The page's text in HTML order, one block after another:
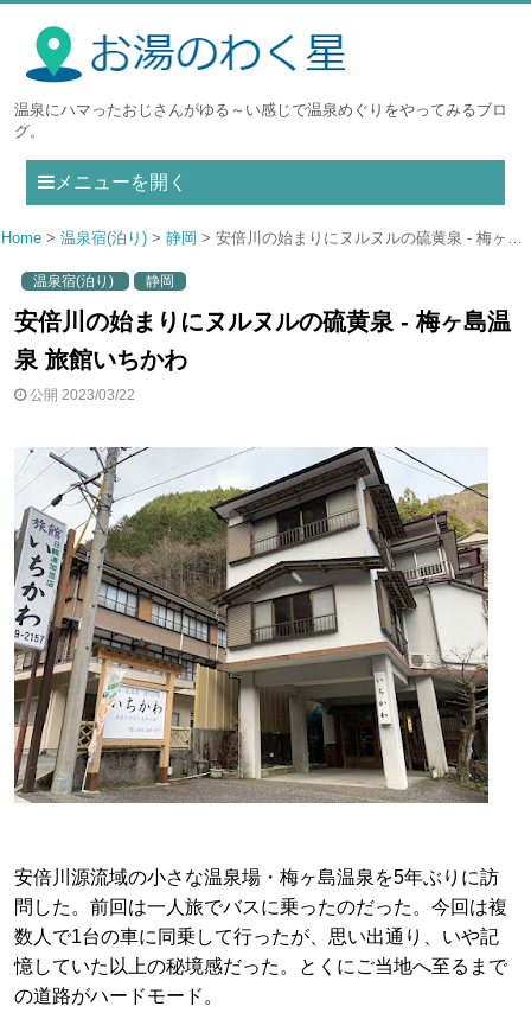
温泉にハマったおじさんがゆる～い感じで温泉めぐりをやってみるブロ
グ。
メニューを開く
Home 温泉宿(泊り) 静岡 安倍川の始まりにヌルヌルの硫黄泉 - 梅ヶ島温泉 旅館いちかわ
温泉宿(泊り) 静岡
安倍川の始まりにヌルヌルの硫黄泉 - 梅ヶ島温
泉 旅館いちかわ
公開 2023/03/22
安倍川源流域の小さな温泉場・梅ヶ島温泉を5年ぶりに訪
問した。前回は一人旅でバスに乗ったのだった。今回は複
数人で1台の車に同乗して行ったが、思い出通り、いや記
憶していた以上の秘境感だった。とくにご当地へ至るまで
の道路がハードモード。